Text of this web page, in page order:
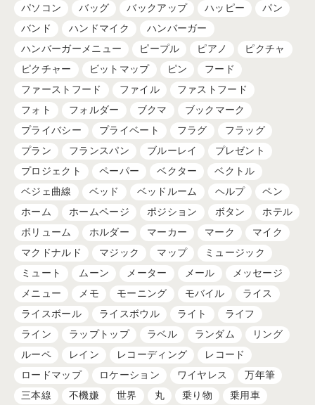
パソコン
バッグ バックアップ ハッピー
パン
バンド
ハンドマイク
ハンバーガー
ハンバーガーメニュー
ピープル ピアノ
ピクチャ
ピクチャー
ビットマップ ピン
フード
ファーストフード
ファイル
ファストフード
フォト
フォルダー ブクマ
ブックマーク
プライバシー
プライベート フラグ
フラッグ
プラン
フランスパン ブルーレイ
プレゼント
プロジェクト
ペーパー ベクター
ベクトル
ベジェ曲線
ベッド ベッドルーム ヘルプ
ペン
ホーム
ホームページ ポジション ボタン
ホテル
ボリューム
ホルダー マーカー マーク
マイク
マクドナルド
マジック マップ
ミュージック
ミュート
ムーン メーター メール
メッセージ
メニュー
メモ モーニング モバイル
ライス
ライスボール
ライスボウル ライト
ライフ
ライン
ラップトップ ラベル ランダム
リング
ルーペ
レイン レコーディング
レコード
ロードマップ
ロケーション ワイヤレス
万年筆
三本線
不機嫌 世界 丸 乗り物
乗用車